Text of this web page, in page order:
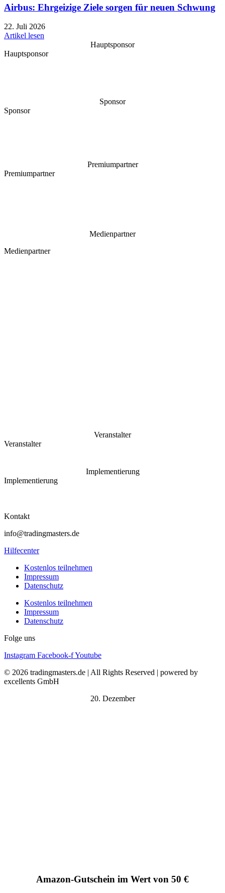
Airbus: Ehrgeizige Ziele sorgen für neuen Schwung
22. Juli 2026
Artikel lesen
Hauptsponsor
Hauptsponsor
Sponsor
Sponsor
Premiumpartner
Premiumpartner
Medienpartner
Medienpartner
Veranstalter
Veranstalter
Implementierung
Implementierung
Kontakt
info@tradingmasters.de
Hilfecenter
Kostenlos teilnehmen
Impressum
Datenschutz
Kostenlos teilnehmen
Impressum
Datenschutz
Folge uns
Instagram Facebook-fYoutube
© 2026 tradingmasters.de | All Rights Reserved | powered by
excellents GmbH
20. Dezember
Amazon-Gutschein im Wert von 50 €